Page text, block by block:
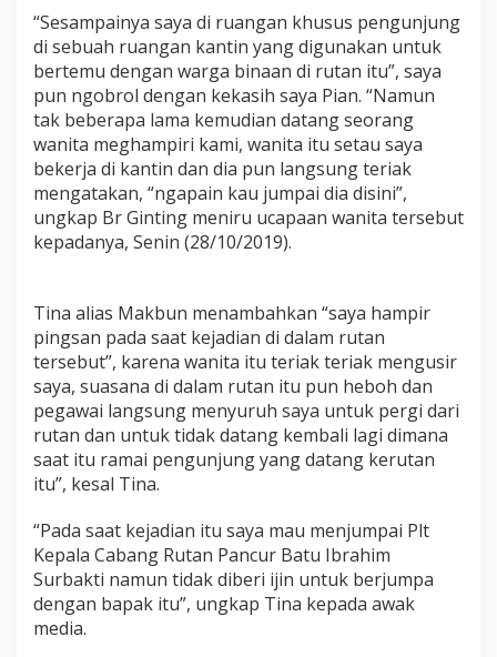
,
K
e
k
a
s
h
D
a
n
I
r
S
e
o
r
a
n
g
p
i
B
e
r
“Sesampainya saya di ruangan khusus pengunjung
di sebuah ruangan kantin yang digunakan untuk
bertemu dengan warga binaan di rutan itu”, saya
pun ngobrol dengan kekasih saya Pian. “Namun
tak beberapa lama kemudian datang seorang
wanita meghampiri kami, wanita itu setau saya
bekerja di kantin dan dia pun langsung teriak
mengatakan, “ngapain kau jumpai dia disini”,
ungkap Br Ginting meniru ucapaan wanita tersebut
kepadanya, Senin (28/10/2019).
Tina alias Makbun menambahkan “saya hampir
pingsan pada saat kejadian di dalam rutan
tersebut”, karena wanita itu teriak teriak mengusir
saya, suasana di dalam rutan itu pun heboh dan
pegawai langsung menyuruh saya untuk pergi dari
rutan dan untuk tidak datang kembali lagi dimana
saat itu ramai pengunjung yang datang kerutan
itu”, kesal Tina.
“Pada saat kejadian itu saya mau menjumpai Plt
Kepala Cabang Rutan Pancur Batu Ibrahim
Surbakti namun tidak diberi ijin untuk berjumpa
dengan bapak itu”, ungkap Tina kepada awak
media.